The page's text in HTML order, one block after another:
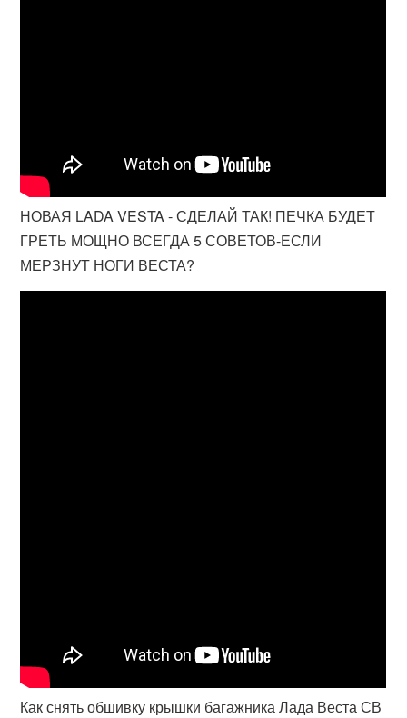
НОВАЯ LADA VESTA - СДЕЛАЙ ТАК! ПЕЧКА БУДЕТ
ГРЕТЬ МОЩНО ВСЕГДА 5 СОВЕТОВ-ЕСЛИ
МЕРЗНУТ НОГИ ВЕСТА?
Как снять обшивку крышки багажника Лада Веста СВ